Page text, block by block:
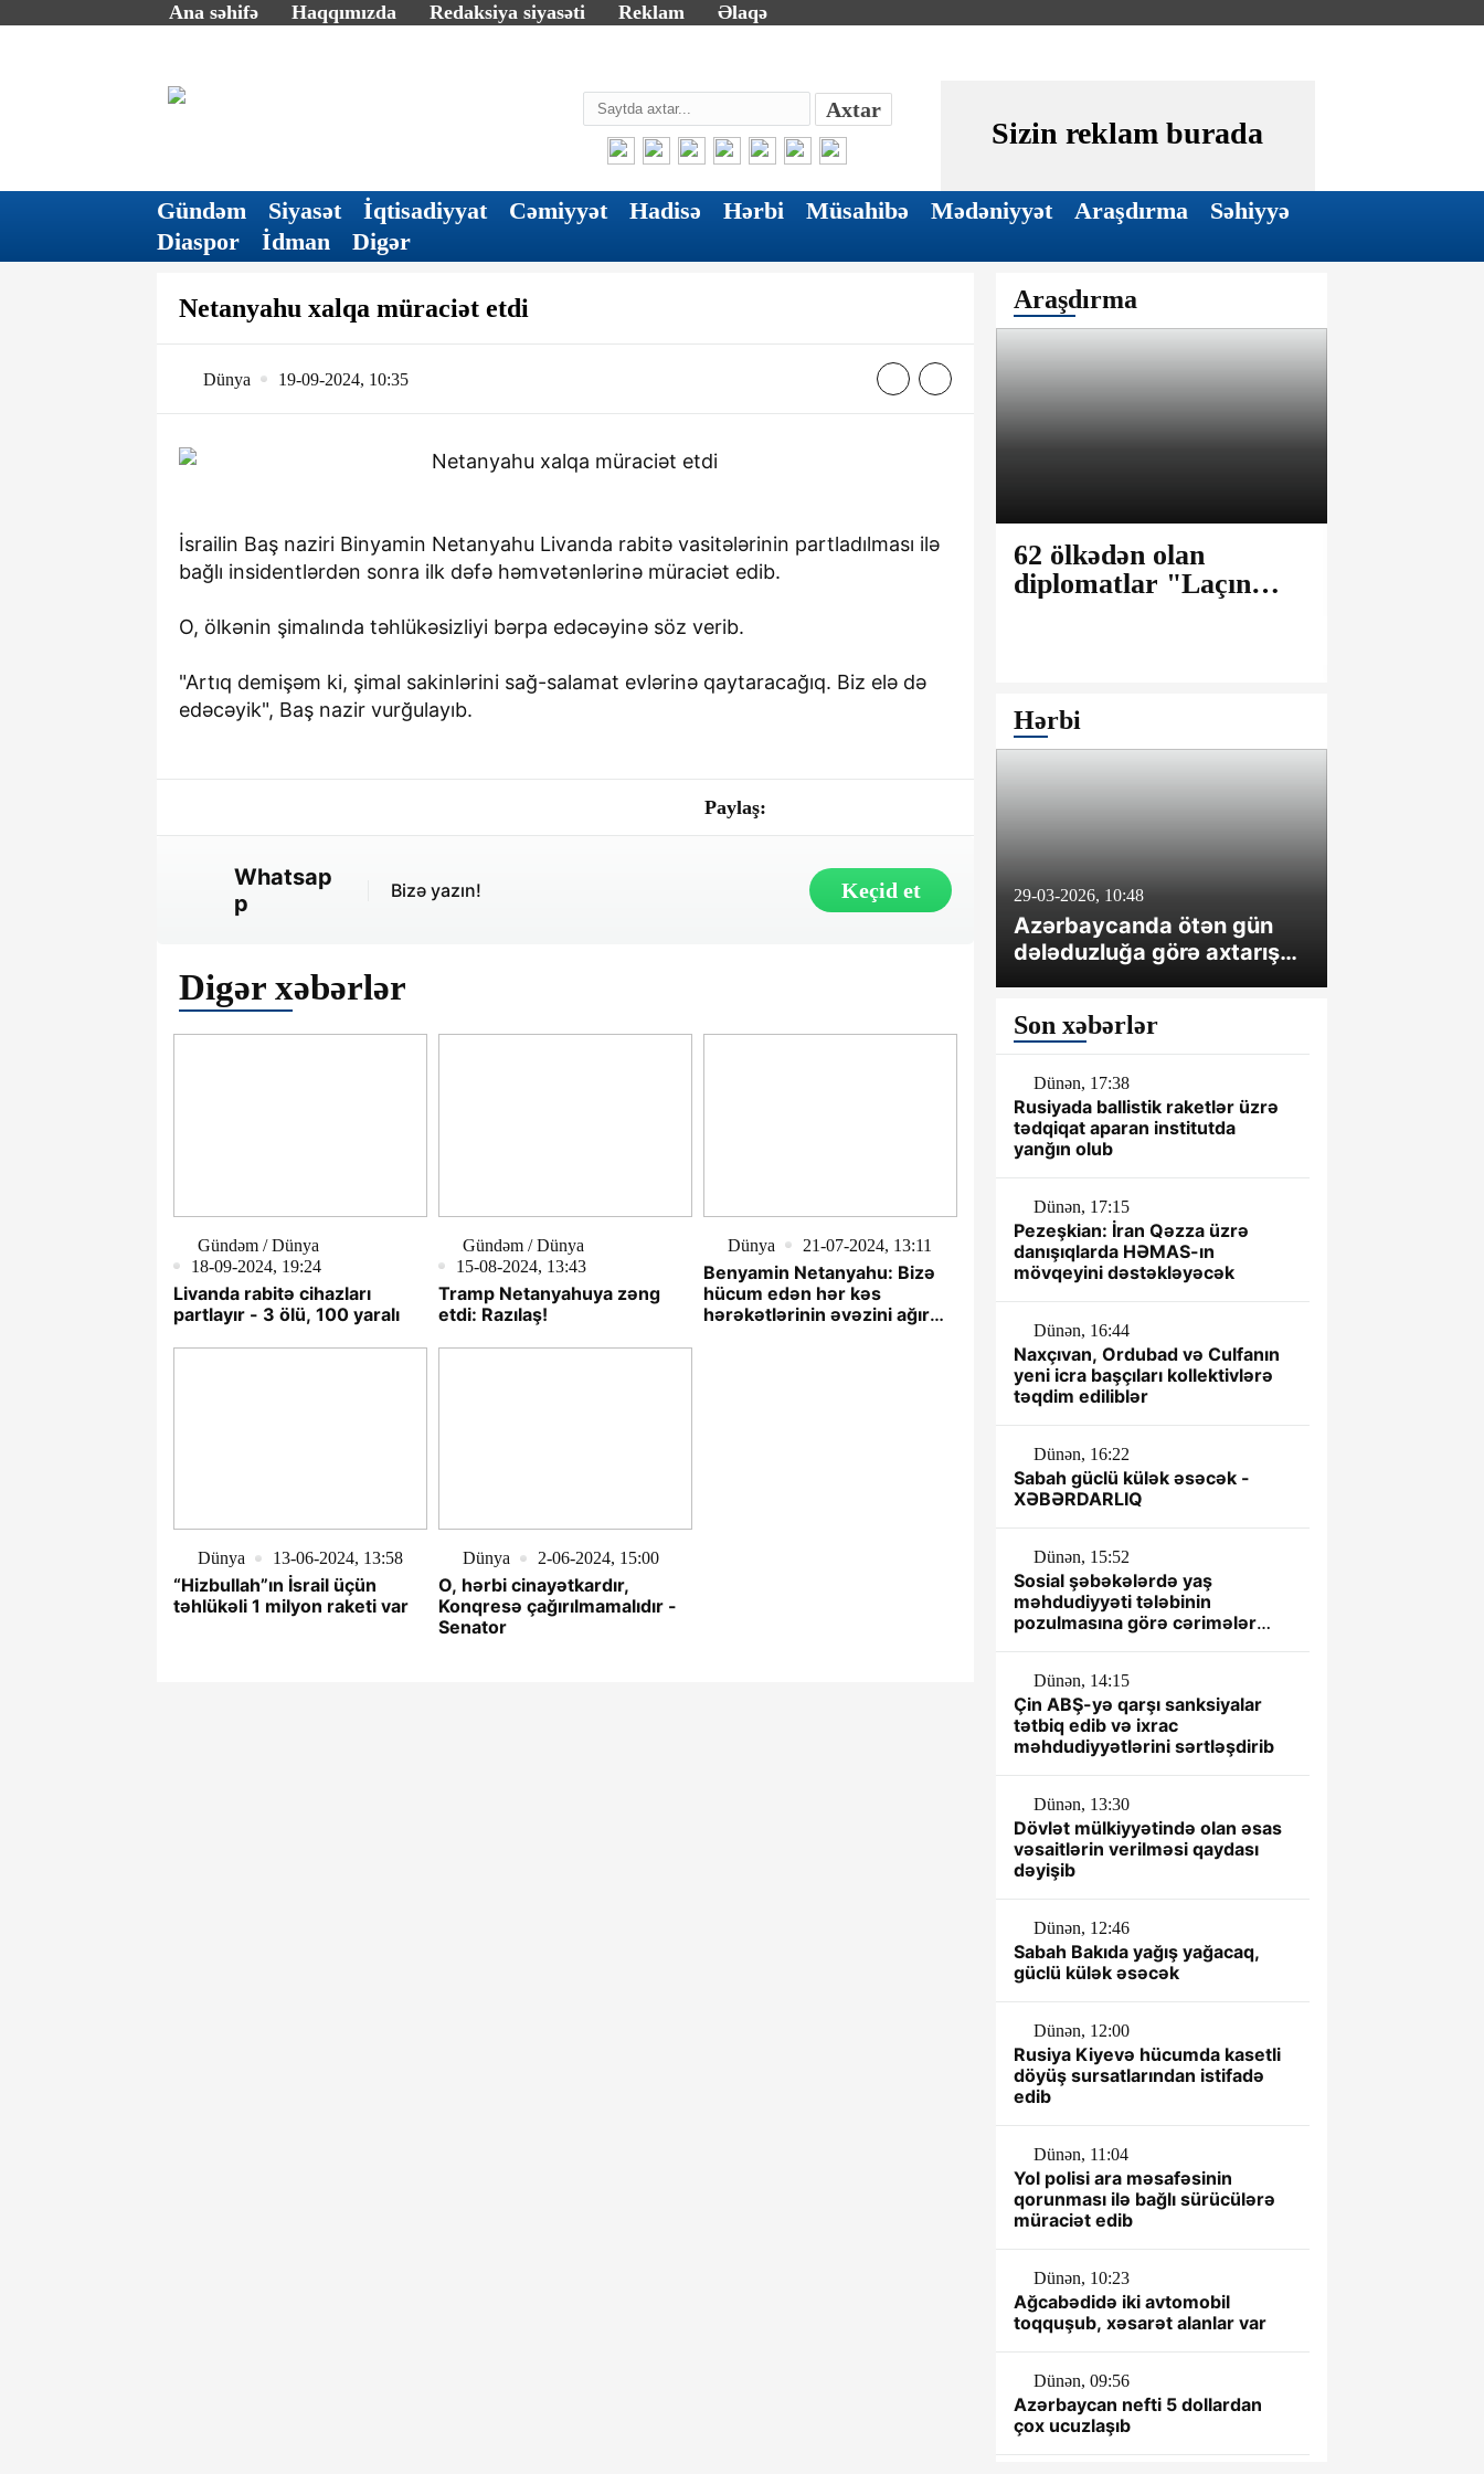
Ana səhifə Haqqımızda Redaksiya siyasəti Reklam Əlaqə
Axtar
Sizin reklam burada
Gündəm Siyasət İqtisadiyyat Cəmiyyət Hadisə Hərbi Müsahibə Mədəniyyət Araşdırma
Səhiyyə
Diaspor
İdman Digər
Netanyahu xalqa müraciət etdi
Dünya 19-09-2024, 10:35
İsrailin Baş naziri Binyamin Netanyahu Livanda rabitə vasitələrinin partladılması ilə
bağlı insidentlərdən sonra ilk dəfə həmvətənlərinə müraciət edib.
O, ölkənin şimalında təhlükəsizliyi bərpa edəcəyinə söz verib.
"Artıq demişəm ki, şimal sakinlərini sağ-salamat evlərinə qaytaracağıq. Biz elə də
edəcəyik", Baş nazir vurğulayıb.
Paylaş:
Whatsap
p
Bizə yazın! Keçid et
Digər xəbərlər
Gündəm / Dünya
18-09-2024, 19:24
Livanda rabitə cihazları
partlayır - 3 ölü, 100 yaralı
Gündəm / Dünya
15-08-2024, 13:43
Tramp Netanyahuya zəng
etdi: Razılaş!
Dünya 21-07-2024, 13:11
Benyamin Netanyahu: Bizə
hücum edən hər kəs
hərəkətlərinin əvəzini ağır
Dünya 13-06-2024, 13:58
“Hizbullah”ın İsrail üçün
təhlükəli 1 milyon raketi var
Dünya 2-06-2024, 15:00
O, hərbi cinayətkardır,
Konqresə çağırılmamalıdır -
Senator
Araşdırma
62 ölkədən olan
diplomatlar "Laçın
Hərbi
29-03-2026, 10:48
Azərbaycanda ötən gün
dələduzluğa görə axtarışda
Son xəbərlər
Dünən, 17:38
Rusiyada ballistik raketlər üzrə
tədqiqat aparan institutda
yanğın olub
Dünən, 17:15
Pezeşkian: İran Qəzza üzrə
danışıqlarda HƏMAS-ın
mövqeyini dəstəkləyəcək
Dünən, 16:44
Naxçıvan, Ordubad və Culfanın
yeni icra başçıları kollektivlərə
təqdim ediliblər
Dünən, 16:22
Sabah güclü külək əsəcək -
XƏBƏRDARLIQ
Dünən, 15:52
Sosial şəbəkələrdə yaş
məhdudiyyəti tələbinin
pozulmasına görə cərimələr
Dünən, 14:15
Çin ABŞ-yə qarşı sanksiyalar
tətbiq edib və ixrac
məhdudiyyətlərini sərtləşdirib
Dünən, 13:30
Dövlət mülkiyyətində olan əsas
vəsaitlərin verilməsi qaydası
dəyişib
Dünən, 12:46
Sabah Bakıda yağış yağacaq,
güclü külək əsəcək
Dünən, 12:00
Rusiya Kiyevə hücumda kasetli
döyüş sursatlarından istifadə
edib
Dünən, 11:04
Yol polisi ara məsafəsinin
qorunması ilə bağlı sürücülərə
müraciət edib
Dünən, 10:23
Ağcabədidə iki avtomobil
toqquşub, xəsarət alanlar var
Dünən, 09:56
Azərbaycan nefti 5 dollardan
çox ucuzlaşıb